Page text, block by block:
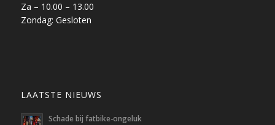
Za – 10.00 – 13.00
Zondag: Gesloten
LAATSTE NIEUWS
Schade bij fatbike-ongeluk